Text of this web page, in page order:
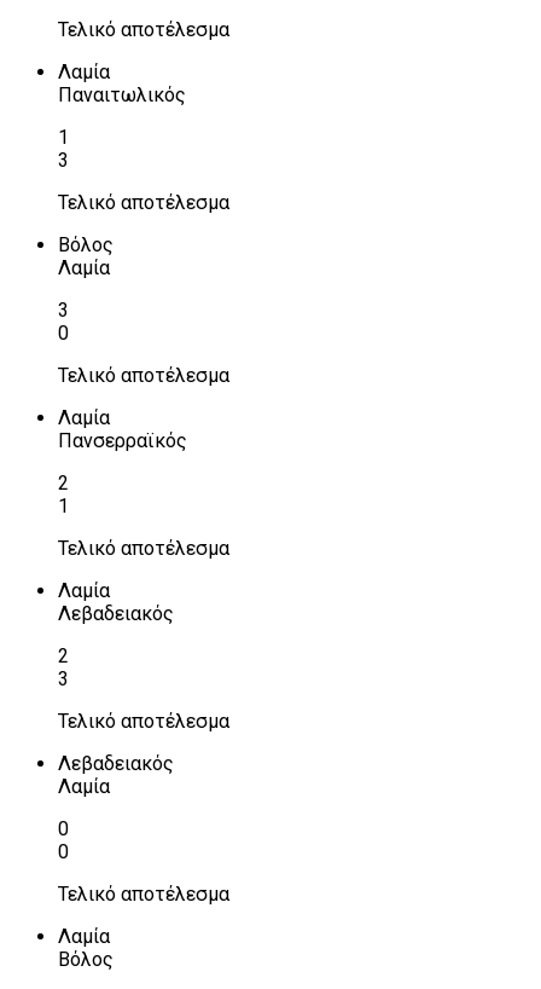
Τελικό αποτέλεσμα
Λαμία
Παναιτωλικός
1
3
Τελικό αποτέλεσμα
Βόλος
Λαμία
3
0
Τελικό αποτέλεσμα
Λαμία
Πανσερραϊκός
2
1
Τελικό αποτέλεσμα
Λαμία
Λεβαδειακός
2
3
Τελικό αποτέλεσμα
Λεβαδειακός
Λαμία
0
0
Τελικό αποτέλεσμα
Λαμία
Βόλος